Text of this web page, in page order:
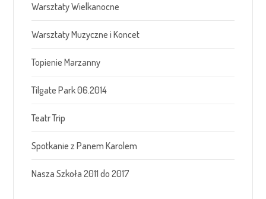
Warsztaty Wielkanocne
Warsztaty Muzyczne i Koncet
Topienie Marzanny
Tilgate Park 06.2014
Teatr Trip
Spotkanie z Panem Karolem
Nasza Szkoła 2011 do 2017